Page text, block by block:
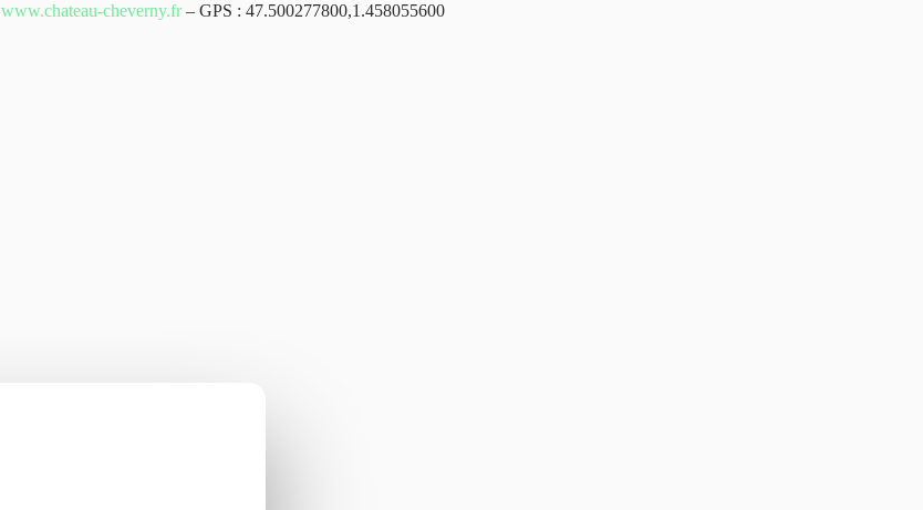
www.chateau-cheverny.fr– GPS : 47.500277800,1.458055600